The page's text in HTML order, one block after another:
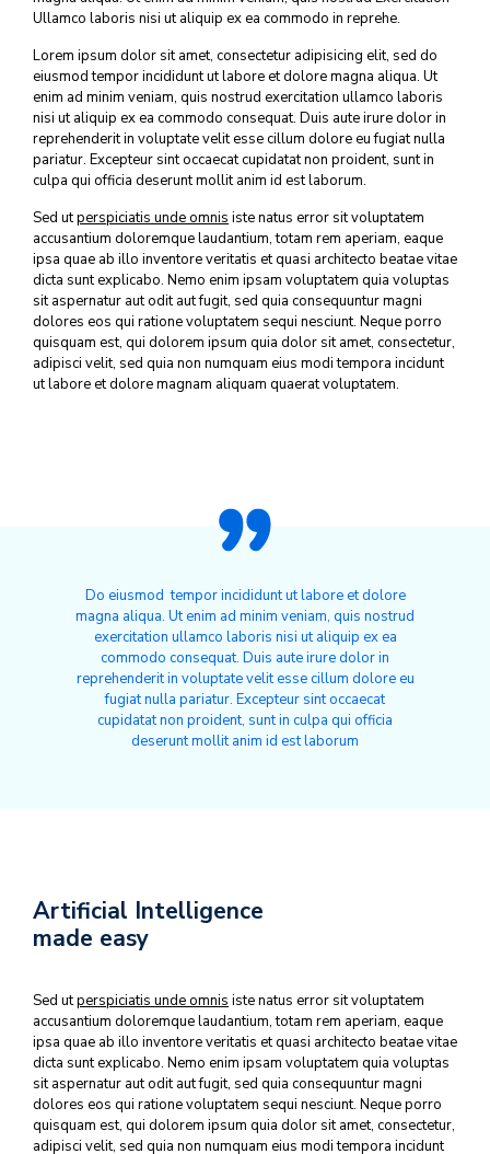
Ullamco laboris nisi ut aliquip ex ea commodo in reprehe.
Lorem ipsum dolor sit amet, consectetur adipisicing elit, sed do
eiusmod tempor incididunt ut labore et dolore magna aliqua. Ut
enim ad minim veniam, quis nostrud exercitation ullamco laboris
nisi ut aliquip ex ea commodo consequat. Duis aute irure dolor in
reprehenderit in voluptate velit esse cillum dolore eu fugiat nulla
pariatur. Excepteur sint occaecat cupidatat non proident, sunt in
culpa qui officia deserunt mollit anim id est laborum.
Sed utperspiciatis unde omnis iste natus error sit voluptatem
accusantium doloremque laudantium, totam rem aperiam, eaque
ipsa quae ab illo inventore veritatis et quasi architecto beatae vitae
dicta sunt explicabo. Nemo enim ipsam voluptatem quia voluptas
sit aspernatur aut odit aut fugit, sed quia consequuntur magni
dolores eos qui ratione voluptatem sequi nesciunt. Neque porro
quisquam est, qui dolorem ipsum quia dolor sit amet, consectetur,
adipisci velit, sed quia non numquam eius modi tempora incidunt
ut labore et dolore magnam aliquam quaerat voluptatem.
Do eiusmod tempor incididunt ut labore et dolore
magna aliqua. Ut enim ad minim veniam, quis nostrud
exercitation ullamco laboris nisi ut aliquip ex ea
commodo consequat. Duis aute irure dolor in
reprehenderit in voluptate velit esse cillum dolore eu
fugiat nulla pariatur. Excepteur sint occaecat
cupidatat non proident, sunt in culpa qui officia
deserunt mollit anim id est laborum
Artificial Intelligence
made easy
Sed utperspiciatis unde omnis iste natus error sit voluptatem
accusantium doloremque laudantium, totam rem aperiam, eaque
ipsa quae ab illo inventore veritatis et quasi architecto beatae vitae
dicta sunt explicabo. Nemo enim ipsam voluptatem quia voluptas
sit aspernatur aut odit aut fugit, sed quia consequuntur magni
dolores eos qui ratione voluptatem sequi nesciunt. Neque porro
quisquam est, qui dolorem ipsum quia dolor sit amet, consectetur,
adipisci velit, sed quia non numquam eius modi tempora incidunt